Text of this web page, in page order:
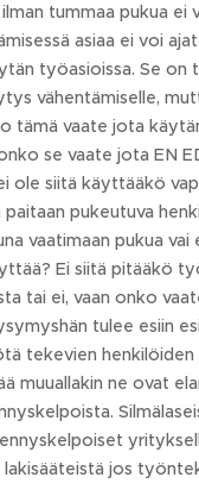
tummaa pukua ei
asiaa ei voi
työasioissa. Se on
vähentämiselle,
tämä vaate jota
se vaate jota EN
ole siitä käyttääkö
pukeutuva
vaatimaan pukua vai
Ei siitä pitääkö
tai ei, vaan onko
tulee esiin
tekevien henkilöiden
muuallakin ne ovat
lakisääteistä jos